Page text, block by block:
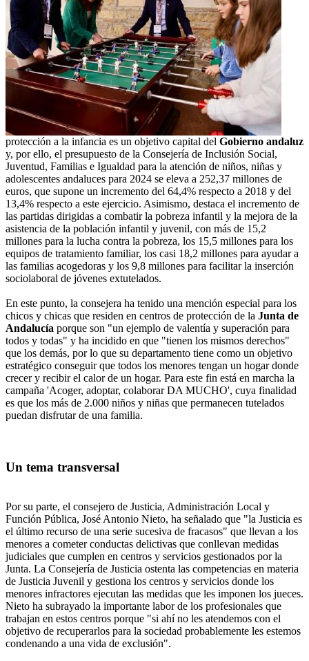
protección a la infancia es un objetivo capital del Gobierno andaluz
y, por ello, el presupuesto de la Consejería de Inclusión Social,
Juventud, Familias e Igualdad para la atención de niños, niñas y
adolescentes andaluces para 2024 se eleva a 252,37 millones de
euros, que supone un incremento del 64,4% respecto a 2018 y del
13,4% respecto a este ejercicio. Asimismo, destaca el incremento de
las partidas dirigidas a combatir la pobreza infantil y la mejora de la
asistencia de la población infantil y juvenil, con más de 15,2
millones para la lucha contra la pobreza, los 15,5 millones para los
equipos de tratamiento familiar, los casi 18,2 millones para ayudar a
las familias acogedoras y los 9,8 millones para facilitar la inserción
sociolaboral de jóvenes extutelados.
En este punto, la consejera ha tenido una mención especial para los
chicos y chicas que residen en centros de protección de la Junta de
Andalucía porque son "un ejemplo de valentía y superación para
todos y todas" y ha incidido en que "tienen los mismos derechos"
que los demás, por lo que su departamento tiene como un objetivo
estratégico conseguir que todos los menores tengan un hogar donde
crecer y recibir el calor de un hogar. Para este fin está en marcha la
campaña 'Acoger, adoptar, colaborar DA MUCHO', cuya finalidad
es que los más de 2.000 niños y niñas que permanecen tutelados
puedan disfrutar de una familia.
Un tema transversal
Por su parte, el consejero de Justicia, Administración Local y
Función Pública, José Antonio Nieto, ha señalado que "la Justicia es
el último recurso de una serie sucesiva de fracasos" que llevan a los
menores a cometer conductas delictivas que conllevan medidas
judiciales que cumplen en centros y servicios gestionados por la
Junta. La Consejería de Justicia ostenta las competencias en materia
de Justicia Juvenil y gestiona los centros y servicios donde los
menores infractores ejecutan las medidas que les imponen los jueces.
Nieto ha subrayado la importante labor de los profesionales que
trabajan en estos centros porque "si ahí no les atendemos con el
objetivo de recuperarlos para la sociedad probablemente les estemos
condenando a una vida de exclusión".